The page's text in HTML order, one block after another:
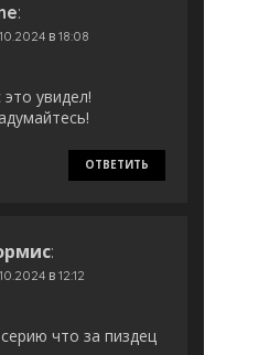
:
в 18:08
увидел!
ОТВЕТИТЬ
:
в 12:12
что за пиздец